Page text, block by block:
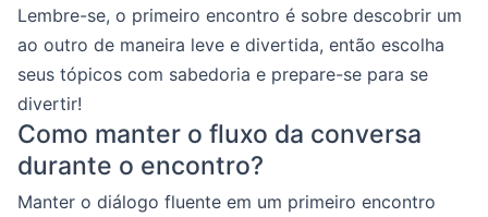
Lembre-se, o primeiro encontro é sobre descobrir um
ao outro de maneira leve e divertida, então escolha
seus tópicos com sabedoria e prepare-se para se
divertir!
Como manter o fluxo da conversa
durante o encontro?
Manter o diálogo fluente em um primeiro encontro